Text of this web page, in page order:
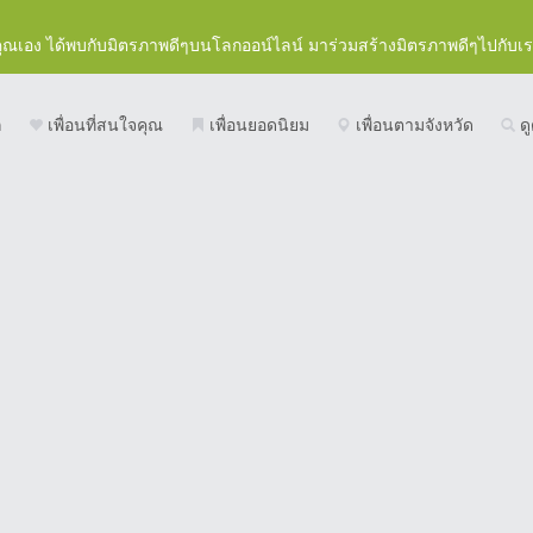
เอง ได้พบกับมิตรภาพดีๆบนโลกออน์ไลน์ มาร่วมสร้างมิตรภาพดีๆไปกับเ
เพื่อนที่สนใจคุณ เพื่อนยอดนิยม เพื่อนตามจังหวัด